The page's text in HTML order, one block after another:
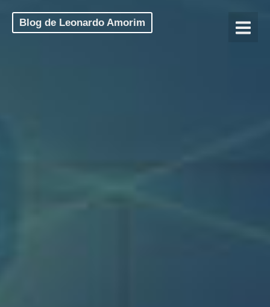
Blog de Leonardo Amorim